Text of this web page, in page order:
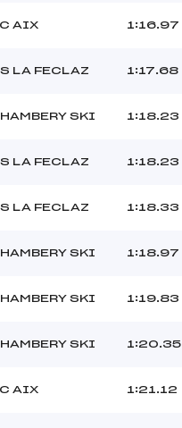
AIX 1:16.97
LA FECLAZ 1:17.68
SKI 1:18.23
LA FECLAZ 1:18.23
LA FECLAZ 1:18.33
SKI 1:18.97
SKI 1:19.83
SKI 1:20.35
AIX 1:21.12